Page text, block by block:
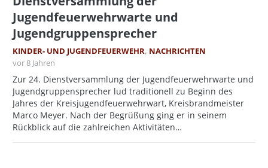
Jugendfeuerwehrwarte und
Jugendgruppensprecher
KINDER- UND JUGENDFEUERWEHR, NACHRICHTEN
vor 8 Jahren
Zur 24. Dienstversammlung der Jugendfeuerwehrwarte und
Jugendgruppensprecher lud traditionell zu Beginn des
Jahres der Kreisjugendfeuerwehrwart, Kreisbrandmeister
Marco Meyer. Nach der Begrüßung ging er in seinem
Rückblick auf die zahlreichen Aktivitäten…